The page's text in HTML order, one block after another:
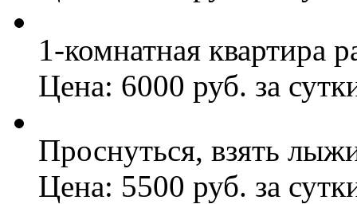
1-комнатная квартира
Цена: 6000 руб. за
Проснуться, взять
Цена: 5500 руб. за